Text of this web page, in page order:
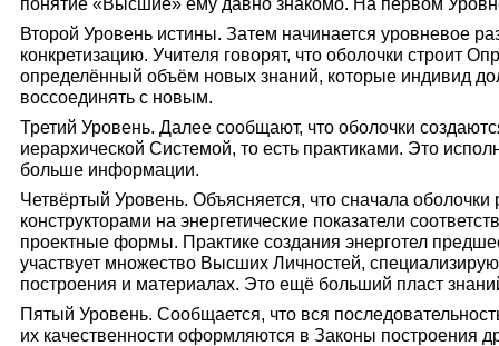
понятие «Высшие» ему давно знако­мо. На первом
Второй Уровень истины. Затем начинается уров­невое
конкретизацию. Учителя говорят, что оболочки строит
определённый объём новых знаний, которые индивид
воссоединять с новым.
Третий Уровень. Далее сообщают, что оболочки
иерархической Систе­мой, то есть практиками. Это
больше информации.
Четвёртый Уровень. Объясняется, что сначала
конструкторами на энергетические показатели
проектные формы. Практике соз­дания энерготел
участвует множество Высших Личностей,
построения и ма­териалах. Это ещё больший пласт
Пятый Уровень. Сообщается, что вся
их каче­ственности оформляются в Законы построения